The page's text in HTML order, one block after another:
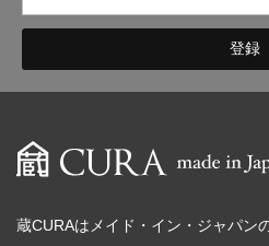
蔵CURAはメイド・イン・ジャパン